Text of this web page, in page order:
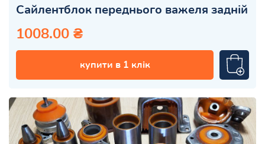
Сайлентблок переднього важеля задній
1008.00 ₴
купити в 1 клік